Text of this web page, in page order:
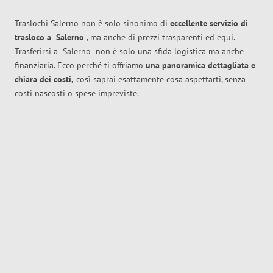
Traslochi Salerno non è solo sinonimo di eccellente servizio di
trasloco a Salerno , ma anche di prezzi trasparenti ed equi.
Trasferirsi a Salerno non è solo una sfida logistica ma anche
finanziaria. Ecco perché ti offriamo una panoramica dettagliata e
chiara dei costi, così saprai esattamente cosa aspettarti, senza
costi nascosti o spese impreviste.